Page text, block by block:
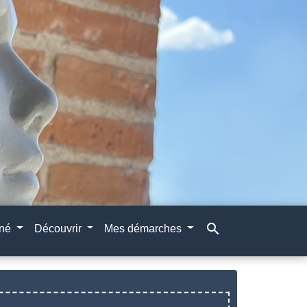
Découvrir Mes démarches search